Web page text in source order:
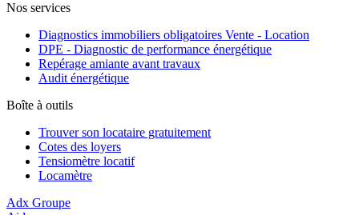
Nos services
Diagnostics immobiliers obligatoires Vente - Location
DPE - Diagnostic de performance énergétique
Repérage amiante avant travaux
Audit énergétique
Boîte à outils
Trouver son locataire gratuitement
Cotes des loyers
Tensiomètre locatif
Locamètre
Adx Groupe